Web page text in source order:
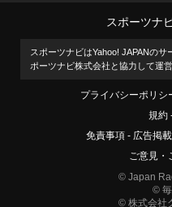
スポーツナ
スポーツナビはYahoo! JAPANの
ポーツナビ株式会社と協力して運営
プライバシーポリシ
規約
免責事項
広告掲
ご意見・
© Japan
©
© 株式会社